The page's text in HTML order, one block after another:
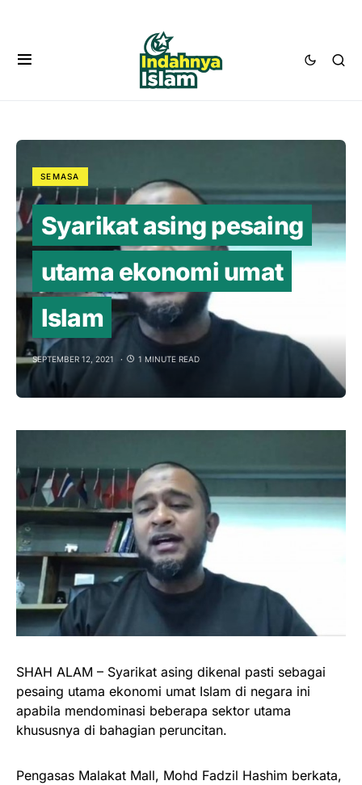
SEMASA
Syarikat asing pesaing
utama ekonomi umat
Islam
SEPTEMBER 12, 2021 1 MINUTE READ
SHAH ALAM – Syarikat asing dikenal pasti sebagai
pesaing utama ekonomi umat Islam di negara ini
apabila mendominasi beberapa sektor utama
khususnya di bahagian peruncitan.
Pengasas Malakat Mall, Mohd Fadzil Hashim berkata,